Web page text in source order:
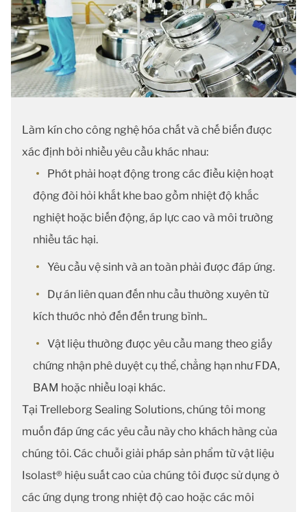
Làm kín cho công nghệ hóa chất và chế biến được
xác định bởi nhiều yêu cầu khác nhau:
Phớt phải hoạt động trong các điều kiện hoạt
động đòi hỏi khắt khe bao gồm nhiệt độ khắc
nghiệt hoặc biến động, áp lực cao và môi trường
nhiều tác hại.
Yêu cầu vệ sinh và an toàn phải được đáp ứng.
Dự án liên quan đến nhu cầu thường xuyên từ
kích thước nhỏ đến đến trung bình..
Vật liệu thường được yêu cầu mang theo giấy
chứng nhận phê duyệt cụ thể, chẳng hạn như FDA,
BAM hoặc nhiều loại khác.
Tại Trelleborg Sealing Solutions, chúng tôi mong
muốn đáp ứng các yêu cầu này cho khách hàng của
chúng tôi. Các chuỗi giải pháp sản phẩm từ vật liệu
Isolast® hiệu suất cao của chúng tôi được sử dụng ở
các ứng dụng trong nhiệt độ cao hoặc các môi